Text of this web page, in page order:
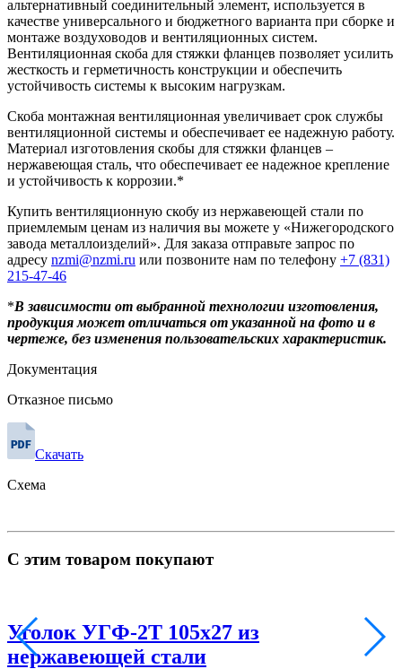
альтернативный соединительный элемент, используется в
качестве универсального и бюджетного варианта при сборке и
монтаже воздуховодов и вентиляционных систем.
Вентиляционная скоба для стяжки фланцев позволяет усилить
жесткость и герметичность конструкции и обеспечить
устойчивость системы к высоким нагрузкам.
Скоба монтажная вентиляционная увеличивает срок службы
вентиляционной системы и обеспечивает ее надежную работу.
Материал изготовления скобы для стяжки фланцев –
нержавеющая сталь, что обеспечивает ее надежное крепление
и устойчивость к коррозии.*
Купить вентиляционную скобу из нержавеющей стали по
приемлемым ценам из наличия вы можете у «Нижегородского
завода металлоизделий». Для заказа отправьте запрос по
адресу nzmi@nzmi.ru или позвоните нам по телефону +7 (831)
215-47-46
*В зависимости от выбранной технологии изготовления,
продукция может отличаться от указанной на фото и в
чертеже, без изменения пользовательских характеристик.
Документация
Отказное письмо
Скачать
Схема
С этим товаром покупают
Уголок УГФ-2Т 105х27 из
нержавеющей стали